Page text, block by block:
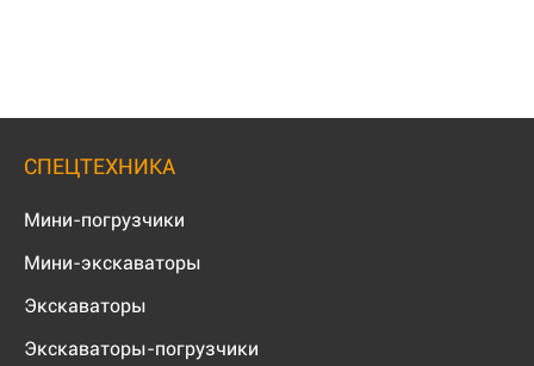
СПЕЦТЕХНИКА
Мини-погрузчики
Мини-экскаваторы
Экскаваторы
Экскаваторы-погрузчики